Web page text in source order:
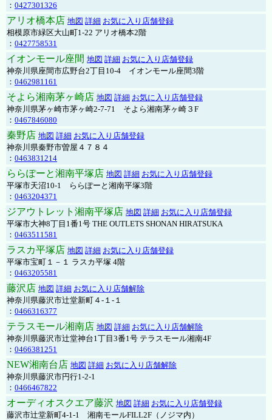
： 0427301326
アリオ橋本店 地図 詳細 お気に入り店舗登録
相模原市緑区大山町1-22 アリオ橋本2階
： 0427758531
イオンモール座間 地図 詳細 お気に入り店舗登録
神奈川県座間市広野台2丁目10-4 イオンモール座間3階
： 0462981161
そよら湘南茅ヶ崎店 地図 詳細 お気に入り店舗登録
神奈川県茅ヶ崎市茅ヶ崎2‐7‐71 そよら湘南茅ヶ崎３F
： 0467846080
秦野店 地図 詳細 お気に入り店舗登録
神奈川県秦野市曽屋４７８４
： 0463831214
ららぽーと湘南平塚店 地図 詳細 お気に入り店舗登録
平塚市天沼10-1 ららぽーと湘南平塚3階
： 0463204371
ジアウトレット湘南平塚店 地図 詳細 お気に入り店舗登録
平塚市大神8丁目1番1号 THE OUTLETS SHONAN HIRATSUKA
： 0463511581
ラスカ平塚店 地図 詳細 お気に入り店舗登録
平塚市宝町１－１ ラスカ平塚 4階
： 0463205581
藤沢店 地図 詳細 お気に入り店舗解除
神奈川県藤沢市辻堂新町４-１-１
： 0466316377
テラスモール湘南店 地図 詳細 お気に入り店舗解除
神奈川県藤沢市辻堂神台1丁目3番1号 テラスモール湘南4F
： 0466381251
NEW湘南台店 地図 詳細 お気に入り店舗解除
神奈川県藤沢市円行1-2-1
： 0466467822
オーディオスクエア藤沢 地図 詳細 お気に入り店舗登録
藤沢市辻堂新町4-1-1 湘南モールFILL2F（ノジマ内）